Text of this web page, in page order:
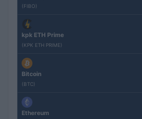
(FIBO)
kpk ETH Prime
(KPK ETH PRIME)
Bitcoin
(BTC)
Ethereum